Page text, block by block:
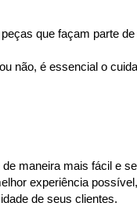
que façam parte de
não, é essencial o
maneira mais fácil e
experiência
de seus clientes.